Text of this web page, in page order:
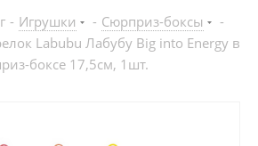
- Игрушки - Сюрприз-боксы
-
Labubu Лабубу Big into Energy в
боксе 17,5см, 1шт.